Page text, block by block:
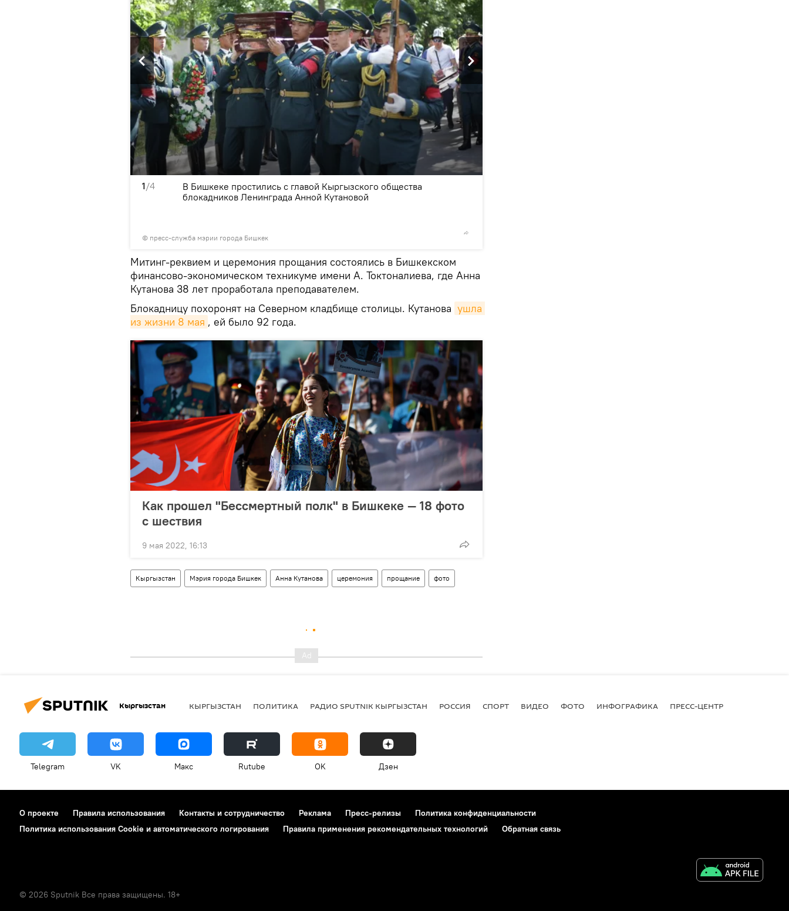
1/4
© пресс-служба мэрии города Бишкек
В Бишкеке простились с главой Кыргызского общества
блокадников Ленинграда Анной Кутановой
Митинг-реквием и церемония прощания состоялись в Бишкекском
финансово-экономическом техникуме имени А. Токтоналиева, где Анна
Кутанова 38 лет проработала преподавателем.
Блокадницу похоронят на Северном кладбище столицы. Кутанова ушла
из жизни 8 мая , ей было 92 года.
Как прошел "Бессмертный полк" в Бишкеке — 18 фото
с шествия
9 мая 2022, 16:13
Кыргызстан Мэрия города Бишкек Анна Кутанова церемония прощание фото
Кыргызстан КЫРГЫЗСТАН ПОЛИТИКА РАДИО SPUTNIK КЫРГЫЗСТАН РОССИЯ СПОРТ ВИДЕО ФОТО ИНФОГРАФИКА ПРЕСС-ЦЕНТР
Telegram VK Макс Rutube OK Дзен
О проекте Правила использования Контакты и сотрудничество Реклама Пресс-релизы
Политика конфиденциальности
Политика использования Cookie и автоматического логирования
Правила применения рекомендательных технологий Обратная связь
© 2026 Sputnik Все права защищены. 18+